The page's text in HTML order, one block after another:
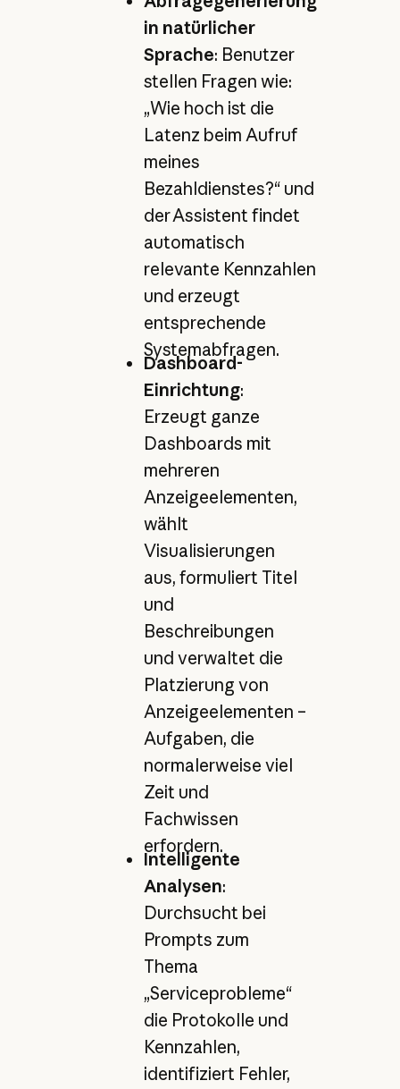
in natürlicher
Sprache: Benutzer
stellen Fragen wie:
„Wie hoch ist die
Latenz beim Aufruf
meines
Bezahldienstes?“ und
der Assistent findet
automatisch
relevante Kennzahlen
und erzeugt
entsprechende
Systemabfragen.
Dashboard-
Einrichtung:
Erzeugt ganze
Dashboards mit
mehreren
Anzeigeelementen,
wählt
Visualisierungen
aus, formuliert Titel
und
Beschreibungen
und verwaltet die
Platzierung von
Anzeigeelementen –
Aufgaben, die
normalerweise viel
Zeit und
Fachwissen
erfordern.
Intelligente
Analysen:
Durchsucht bei
Prompts zum
Thema
„Serviceprobleme“
die Protokolle und
Kennzahlen,
identifiziert Fehler,